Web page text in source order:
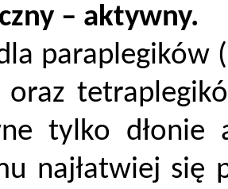
– aktywny.
paraplegików
oraz
tylko
najłatwiej się